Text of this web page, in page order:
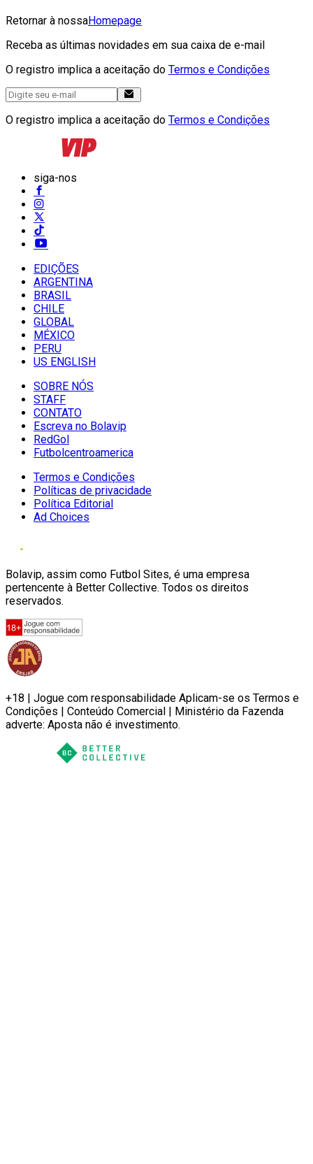
Retornar à nossaHomepage
Receba as últimas novidades em sua caixa de e-mail
O registro implica a aceitação do Termos e Condições
O registro implica a aceitação do Termos e Condições
siga-nos
EDIÇÕES
ARGENTINA
BRASIL
CHILE
GLOBAL
MÉXICO
PERU
US ENGLISH
SOBRE NÓS
STAFF
CONTATO
Escreva no Bolavip
RedGol
Futbolcentroamerica
Termos e Condições
Políticas de privacidade
Política Editorial
Ad Choices
Bolavip, assim como Futbol Sites, é uma empresa
pertencente à Better Collective. Todos os direitos
reservados.
+18 | Jogue com responsabilidade Aplicam-se os Termos e
Condições | Conteúdo Comercial | Ministério da Fazenda
adverte: Aposta não é investimento.